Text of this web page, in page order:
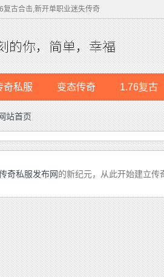
复古合击,新开单职业迷失传奇
奇私服 变态传奇 1.76复古
站首页
奇私服发布网的新纪元，从此开始建立传